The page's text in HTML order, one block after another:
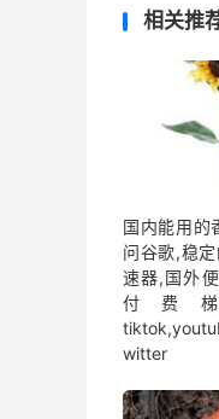
相关推
国内能用的
问谷歌,稳
速器,国外
付费
witter